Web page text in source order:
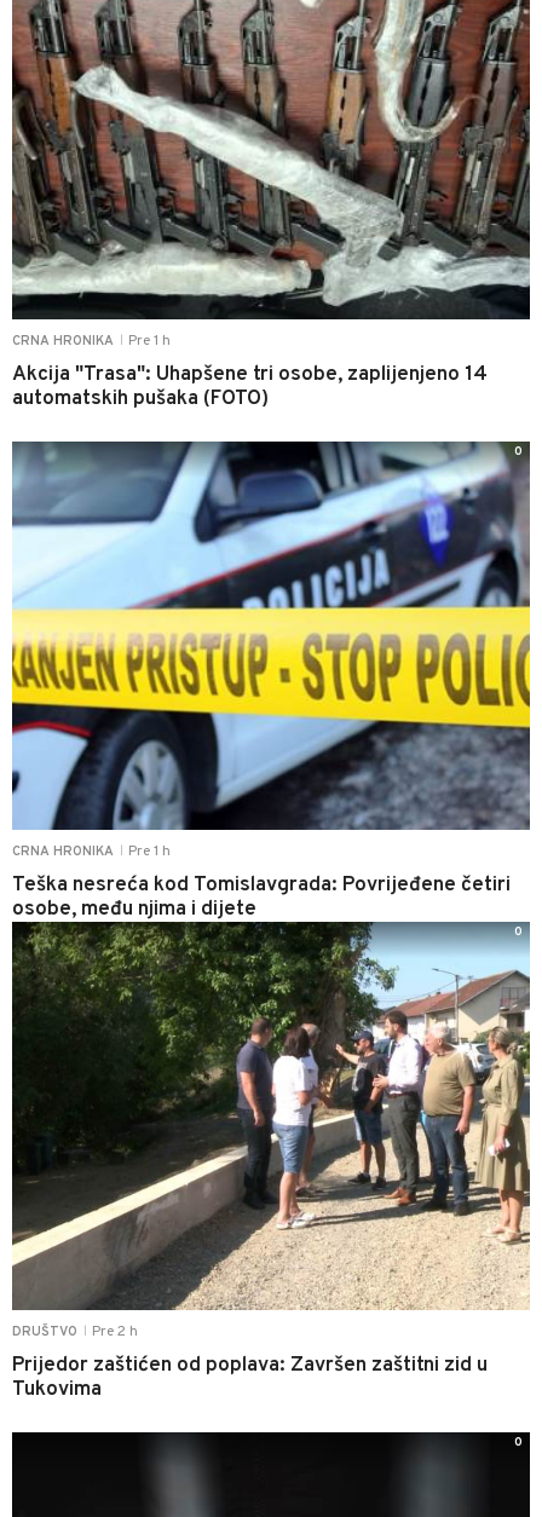
CRNA HRONIKA Pre 1 h
Akcija "Trasa": Uhapšene tri osobe, zaplijenjeno 14
automatskih pušaka (FOTO)
CRNA HRONIKA Pre 1 h
Teška nesreća kod Tomislavgrada: Povrijeđene četiri
osobe, među njima i dijete
0
DRUŠTVO Pre 2 h
Prijedor zaštićen od poplava: Završen zaštitni zid u
Tukovima
0
0